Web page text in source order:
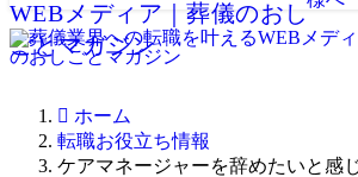
ホーム
転職お役立ち情報
ケアマネージャーを辞めたいと感